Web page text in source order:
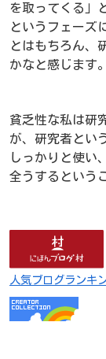
を取ってくる」
というフェーズ
とはもちろん、
かなと感じます。
貧乏性な私は研
が、研究者とい
しっかりと使い
全うするという
人気ブログランキ